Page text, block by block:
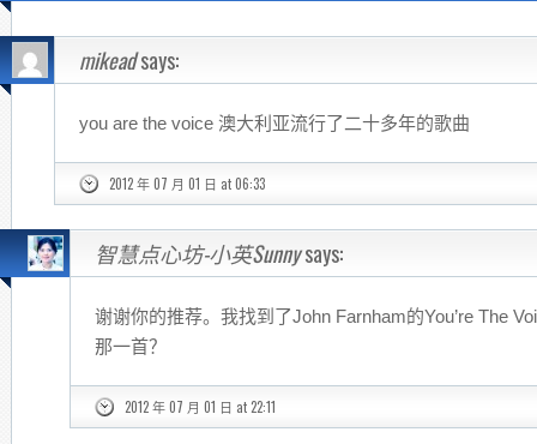
mikeadsays:
you are the voice 澳大利亚流行了二十多年的歌曲
2012 年 07 月 01 日 at 06:33
智慧点心坊-小英Sunnysays:
谢谢你的推荐。我找到了John Farnham的You’re The
那一首？
2012 年 07 月 01 日 at 22:11